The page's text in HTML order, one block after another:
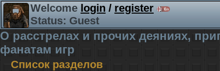
Welcome login/register
Status: Guest
О расстрелах и прочих деяниях,
фанатам игр
Список разделов